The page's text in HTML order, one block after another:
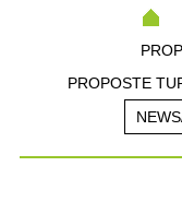
PROPOSTE